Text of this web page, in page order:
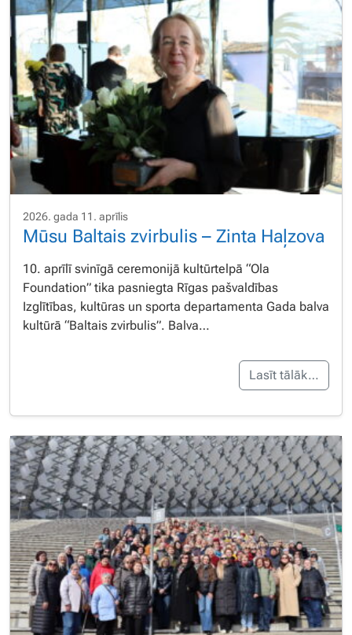
2026. gada 11. aprīlis
Mūsu Baltais zvirbulis – Zinta Haļzova
10. aprīlī svinīgā ceremonijā kultūrtelpā “Ola
Foundation” tika pasniegta Rīgas pašvaldības
Izglītības, kultūras un sporta departamenta Gada balva
kultūrā “Baltais zvirbulis”. Balva…
Lasīt tālāk…